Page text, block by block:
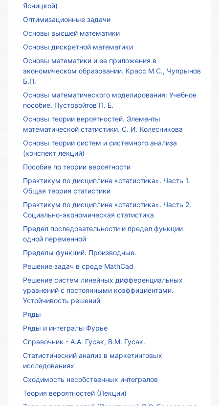
Ясницкой)
Оптимизационные задачи
Основы высшей математики
Основы дискретной математики
Основы математики и ее приложения в
экономическом образовании. Красс М.С., Чупрынов
Б.П.
Основы математического моделирования: Учебное
пособие. Пустовойтов П. Е.
Основы теории вероятностей. Элементы
математической статистики. С. И. Колесникова
Основы теории систем и системного анализа
(конспект лекций)
Пособие по теории вероятности
Практикум по дисциплине «статистика». Часть 1.
Общая теория статистики
Практикум по дисциплине «статистика». Часть 2.
Социально-экономическая статистика
Предел последовательности и предел функции
одной переменной
Пределы функций. Производные.
Решение задач в среде MathCad
Решение систем линейных дифференциальных
уравнений с постоянными коэффициентами.
Устойчивость решений
Ряды
Ряды и интегралы Фурье
Справочник - А.А. Гусак, В.М. Гусак.
Статистический анализ в маркетинговых
исследованиях
Сходимость несобственных интегралов
Теория вероятностей (Лекции)